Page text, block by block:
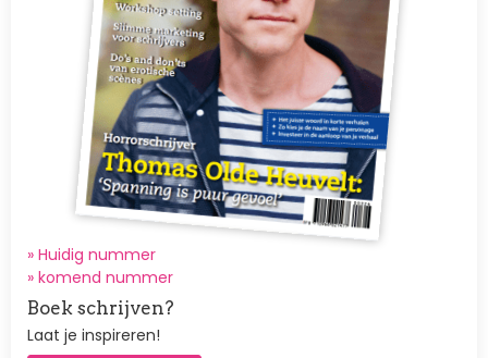
» Huidig nummer
» komend nummer
Boek schrijven?
Laat je inspireren!